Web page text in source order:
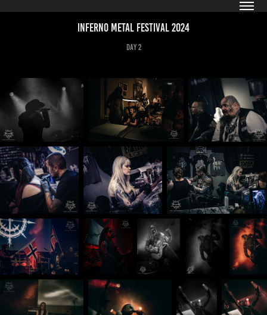
Inferno Metal Festival 2024
Day 2